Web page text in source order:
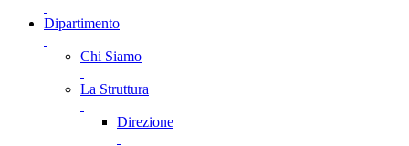
Dipartimento
Chi Siamo
La Struttura
Direzione